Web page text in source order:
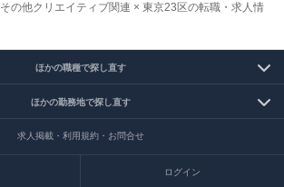
その他クリエイティブ関連 × 東京23区の転職・求人情
ほかの職種で探し直す
ほかの勤務地で探し直す
求人掲載・利用規約・お問合せ
ログイン